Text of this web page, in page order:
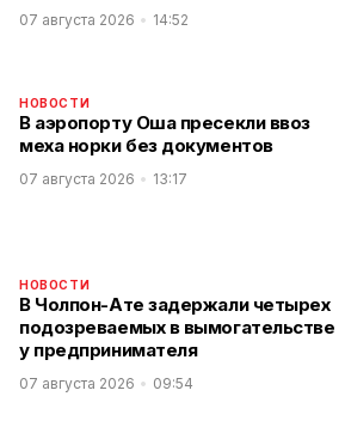
07 августа 2026 14:52
НОВОСТИ
В аэропорту Оша пресекли ввоз
меха норки без документов
07 августа 2026 13:17
НОВОСТИ
В Чолпон-Ате задержали четырех
подозреваемых в вымогательстве
у предпринимателя
07 августа 2026 09:54